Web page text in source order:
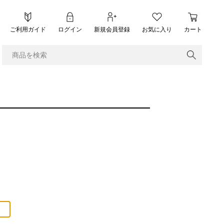
ご利用ガイド ログイン 新規会員登録 お気に入り カート